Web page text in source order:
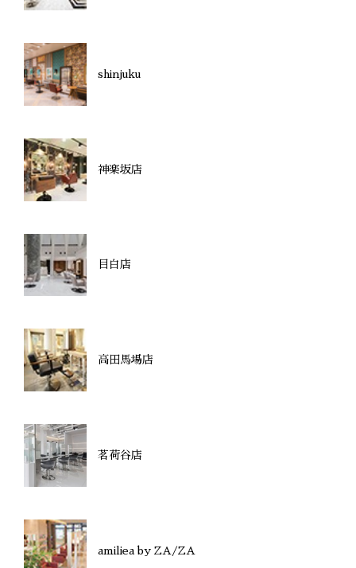
shinjuku
神楽坂店
目白店
高田馬場店
茗荷谷店
amiliea by ZA/ZA